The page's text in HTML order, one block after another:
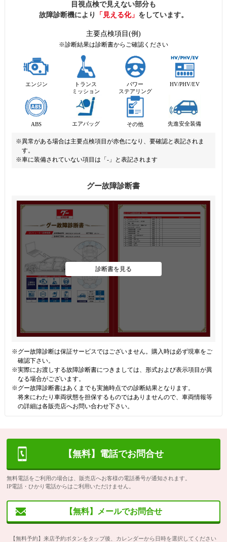
目視点検で見えない部分も
故障診断機により
「見える化」 をしています。
主要点検項目(例)
※診断結果は診断書からご確認ください
エンジン
トランス
ミッション
パワー
ステアリング
HV/PHV/EV
ABS エアバッグ その他 先進安全装備
※異常がある場合は主要点検項目が赤色になり、要確認と表記されま
す。
※車に装備されていない項目は「-」と表記されます
グー故障診断書
診断書を見る
※グー故障診断は保証サービスではございません。購入時は必ず現車をご
確認下さい。
※実際にお渡しする故障診断書につきましては、形式および表示項目が異
なる場合がございます。
※グー故障診断書はあくまでも実施時点での診断結果となります。
将来にわたり車両状態を担保するものではありませんので、車両情報等
の詳細は各販売店へお問い合わせ下さい。
【無料】電話でお問合せ
無料電話をご利用の場合は、販売店へお客様の電話番号が通知されます。
IP電話・ひかり電話からはご利用いただけません。
【無料】メールでお問合せ
【無料予約】来店予約ボタンをタップ後、カレンダーから日時を選択してください